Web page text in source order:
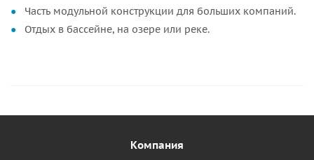
Часть модульной конструкции для больших компаний.
Отдых в бассейне, на озере или реке.
Компания